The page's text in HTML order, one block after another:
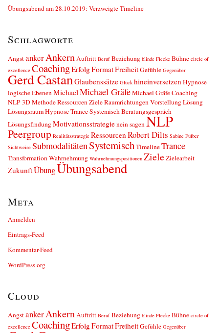
Übungsabend am 28.10.2019: Verzweigte Timeline
Schlagworte
AngstankerAnkernAuftritt Beruf Beziehung blinde Flecke Bühne circle of
excellence CoachingErfolgFormatFreiheitGefühle Gegenüber
Gerd CastanGlaubenssätze Glück hineinversetzenHypnose
logische EbenenMichaelMichael GräfeMichael Gräfe Coaching
NLP 3D Methode Ressourcen Ziele Raumrichtungen Vorstellung Lösung
Lösungsraum Hypnose Trance Systemisch Beratungsgespräch
LösungsfindungMotivationsstrategienein sagenNLP
Peergroup Realitätsstrategie RessourcenRobert Dilts Sabine Fülber
Sichtweise SubmodalitätenSystemischTimelineTrance
TransformationWahrnehmung Wahrnehmungspositionen ZieleZielearbeit
ZukunftÜbungÜbungsabend
Meta
Anmelden
Eintrags-Feed
Kommentar-Feed
WordPress.org
Cloud
AngstankerAnkernAuftritt Beruf Beziehung blinde Flecke Bühne circle of
excellence CoachingErfolgFormatFreiheitGefühle Gegenüber